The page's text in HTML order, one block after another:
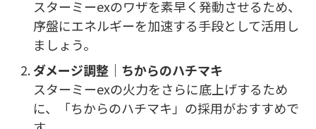
スターミーexのワザを素早く発動させるため、
序盤にエネルギーを加速する手段として活用し
ましょう。
ダメージ調整｜ちからのハチマキ
スターミーexの火力をさらに底上げするため
に、「ちからのハチマキ」の採用がおすすめで